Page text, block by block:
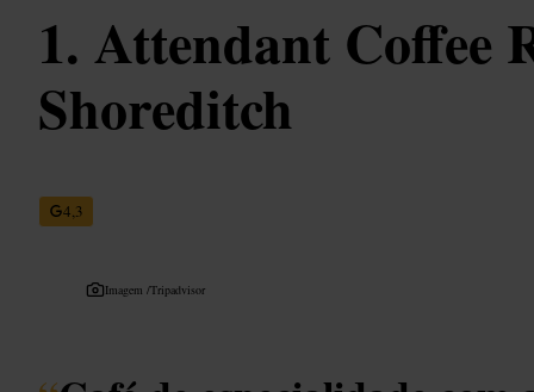
Attendant Coffee
Shoreditch
4,3
Imagem /Tripadvisor